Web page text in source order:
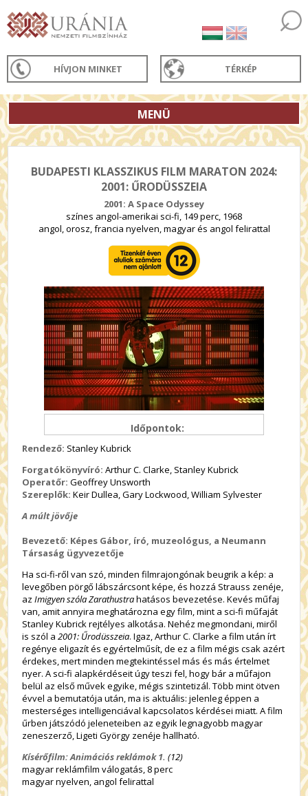
HÍVJON MINKET TÉRKÉP
MENÜ
BUDAPESTI KLASSZIKUS FILM MARATON 2024:
2001: ŰRODÜSSZEIA
2001: A Space Odyssey
színes angol-amerikai sci-fi, 149 perc, 1968
angol, orosz, francia nyelven, magyar és angol felirattal
Időpontok:
Rendező: Stanley Kubrick
Forgatókönyvíró: Arthur C. Clarke, Stanley Kubrick
Operatőr: Geoffrey Unsworth
Szereplők: Keir Dullea, Gary Lockwood, William Sylvester
A múlt jövője
Bevezető: Képes Gábor, író, muzeológus, a Neumann
Társaság ügyvezetője
Ha sci-fi-ről van szó, minden filmrajongónak beugrik a kép: a
levegőben pörgő lábszárcsont képe, és hozzá Strauss zenéje,
azImigyen szóla Zarathustrahatásos bevezetése. Kevés műfaj
van, amit annyira meghatározna egy film, mint a sci-fi műfaját
Stanley Kubrick rejtélyes alkotása. Nehéz megmondani, miről
is szól a2001: Űrodüsszeia. Igaz, Arthur C. Clarke a film után írt
regénye eligazít és egyértelműsít, de ez a film mégis csak azért
érdekes, mert minden megtekintéssel más és más értelmet
nyer. A sci-fi alapkérdéseit úgy teszi fel, hogy bár a műfajon
belül az első művek egyike, mégis szintetizál. Több mint ötven
évvel a bemutatója után, ma is aktuális: jelenleg éppen a
mesterséges intelligenciával kapcsolatos kérdései miatt. A film
űrben játszódó jeleneteiben az egyik legnagyobb magyar
zeneszerző, Ligeti György zenéje hallható.
Kísérőfilm: Animációs reklámok 1. (12)
magyar reklámfilm válogatás, 8 perc
magyar nyelven, angol felirattal